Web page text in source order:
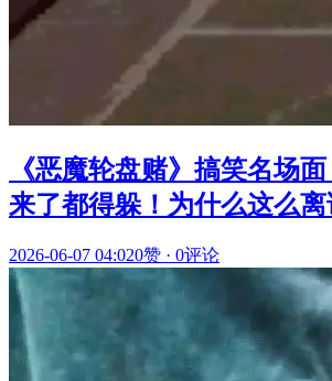
《恶魔轮盘赌》搞笑名场
来了都得躲！为什么这么离
2026-06-07 04:020赞 · 0评论